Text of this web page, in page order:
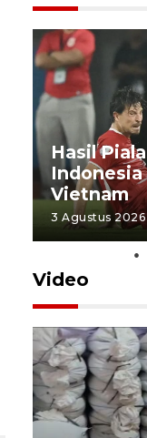
Hasil
Indonesia
Vietnam
3 Agustus 2026
Video